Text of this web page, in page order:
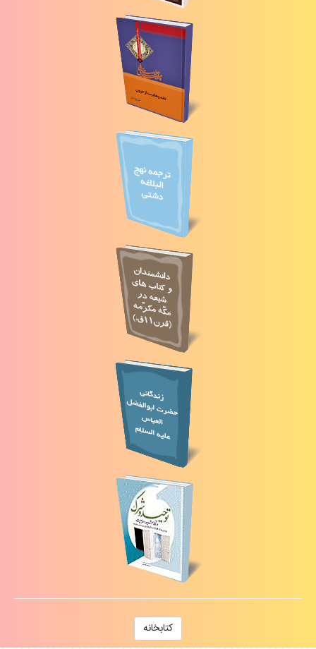
كتابخانه